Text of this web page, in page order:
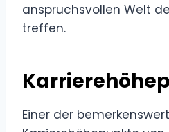
anspruchsvollen Welt
treffen.
Einer der